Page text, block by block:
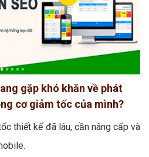
gặp khó khăn về phát
cơ giảm tốc của mình?
thiết kế đã lâu, cần nâng cấp và